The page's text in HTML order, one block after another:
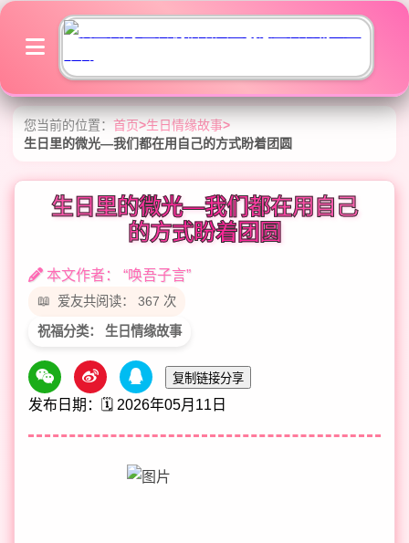
您当前的位置：首页>生日情缘故事>
生日里的微光—我们都在用自己的方式盼着团圆
生日里的微光—我们都在用自己
的方式盼着团圆
本文作者： “唤吾子言”
爱友共阅读： 367 次
祝福分类： 生日情缘故事
复制链接分享
发布日期：🗓️ 2026年05月11日